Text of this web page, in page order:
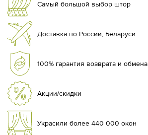
Самый большой выбор штор
Доставка по России, Беларуси
100% гарантия возврата и обмена
Акции/скидки
Украсили более 440 000 окон